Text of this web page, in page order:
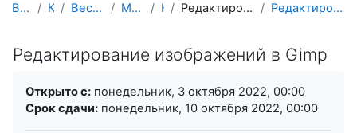
В начало Курсы Весенний семестр Магистратура НИС Редактирование изображений в Gimp Редактирование изображений в Gimp
Редактирование изображений в Gimp
Открыто с: понедельник, 3 октября 2022, 00:00
Срок сдачи: понедельник, 10 октября 2022, 00:00